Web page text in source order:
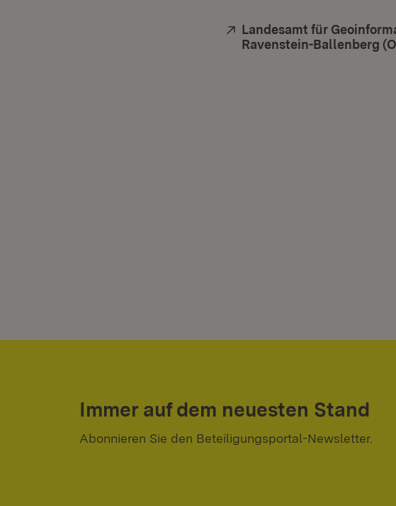
Extern:
Landesamt für
Ravenstein-Ballenberg
Immer auf dem neuesten Stand
Abonnieren Sie den Beteiligungsportal-Newsletter.